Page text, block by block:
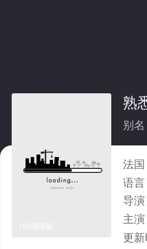
熟
别
法国
语言
导演
主演
更新